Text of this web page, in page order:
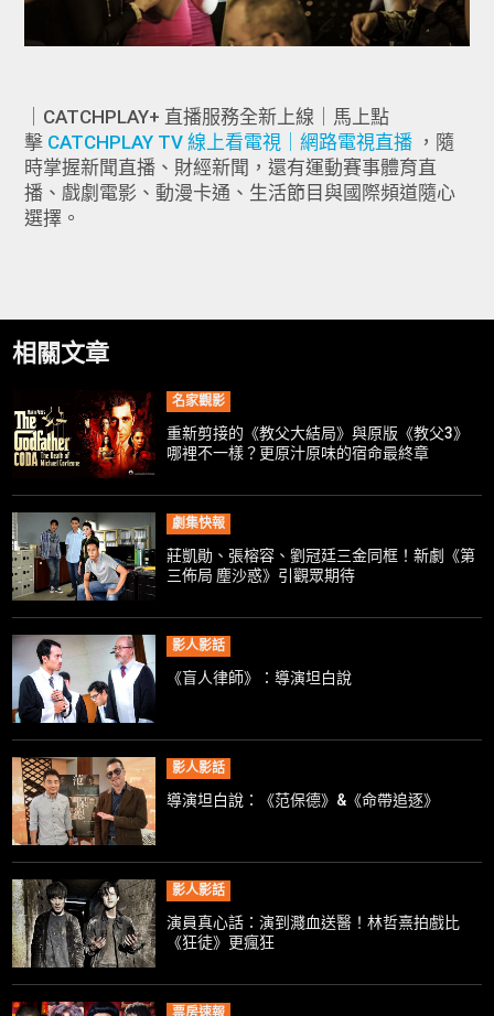
｜CATCHPLAY+ 直播服務全新上線｜馬上點
擊 CATCHPLAY TV 線上看電視｜網路電視直播 ，隨
時掌握新聞直播、財經新聞，還有運動賽事體育直
播、戲劇電影、動漫卡通、生活節目與國際頻道隨心
選擇。
相關文章
名家觀影
重新剪接的《教父大結局》與原版《教父3》
哪裡不一樣？更原汁原味的宿命最終章
劇集快報
莊凱勛、張榕容、劉冠廷三金同框！新劇《第
三佈局 塵沙惑》引觀眾期待
影人影話
《盲人律師》：導演坦白說
影人影話
導演坦白說：《范保德》&《命帶追逐》
影人影話
演員真心話：演到濺血送醫！林哲熹拍戲比
《狂徒》更瘋狂
票房速報